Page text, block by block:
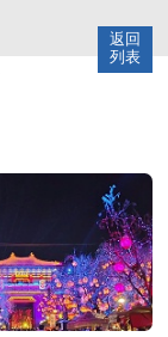
返回
列表